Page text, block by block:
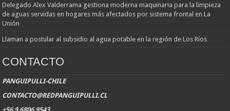
Delegado Alex Valderrama gestiona moderna maquinaria para la limpieza
de aguas servidas en hogares más afectados por sistema frontal en La
Unión
Llaman a postular al subsidio al agua potable en la región de Los Ríos
CONTACTO
PANGUIPULLI-CHILE
CONTACTO@REDPANGUIPULLI.CL